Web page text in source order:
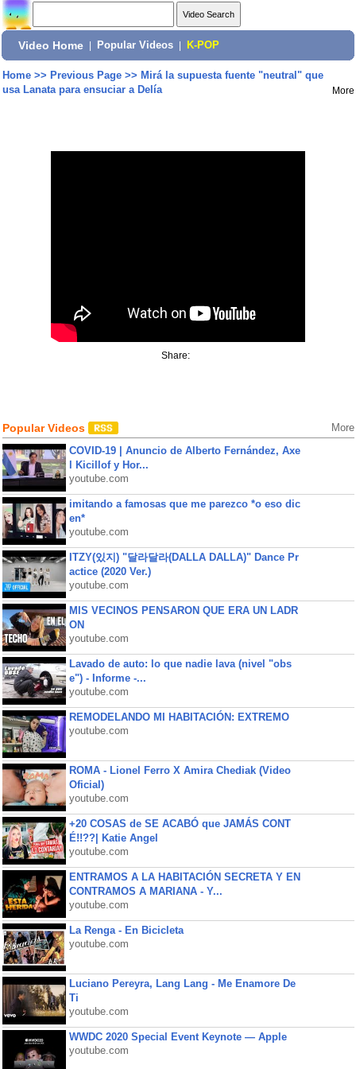
Video Home Popular Videos K-POP
Home>> Previous Page>> Mirá la supuesta fuente "neutral" que
usa Lanata para ensuciar a Delía
More
Share:
Popular Videos More
COVID-19 | Anuncio de Alberto Fernández, Axe
l Kicillof y Hor...
youtube.com
imitando a famosas que me parezco *o eso dic
en*
youtube.com
ITZY(있지) "달라달라(DALLA DALLA)" Dance Pr
actice (2020 Ver.)
youtube.com
MIS VECINOS PENSARON QUE ERA UN LADR
ON
youtube.com
Lavado de auto: lo que nadie lava (nivel "obs
e") - Informe -...
youtube.com
REMODELANDO MI HABITACIÓN: EXTREMO
youtube.com
ROMA - Lionel Ferro X Amira Chediak (Video
Oficial)
youtube.com
+20 COSAS de SE ACABÓ que JAMÁS CONT
É!!??| Katie Angel
youtube.com
ENTRAMOS A LA HABITACIÓN SECRETA Y EN
CONTRAMOS A MARIANA - Y...
youtube.com
La Renga - En Bicicleta
youtube.com
Luciano Pereyra, Lang Lang - Me Enamore De
Ti
youtube.com
WWDC 2020 Special Event Keynote — Apple
youtube.com